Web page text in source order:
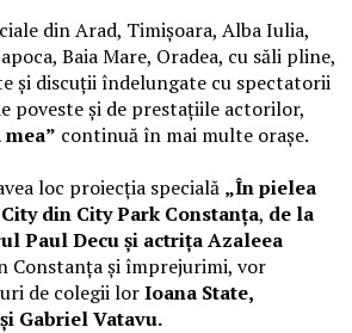
din Arad, Timișoara, Alba Iulia,
Baia Mare, Oradea, cu săli pline,
și discuții îndelungate cu spectatorii
poveste și de prestațiile actorilor,
continuă în mai multe orașe.
loc proiecția specială „În pielea
din City Park Constanța, de la
Paul Decu și actrița Azaleea
Constanța și împrejurimi, vor
de colegii lorIoana State,
Gabriel Vatavu.